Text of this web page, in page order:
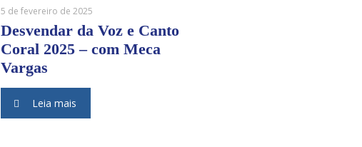
5 de fevereiro de 2025
Desvendar da Voz e Canto
Coral 2025 – com Meca
Vargas
Leia mais